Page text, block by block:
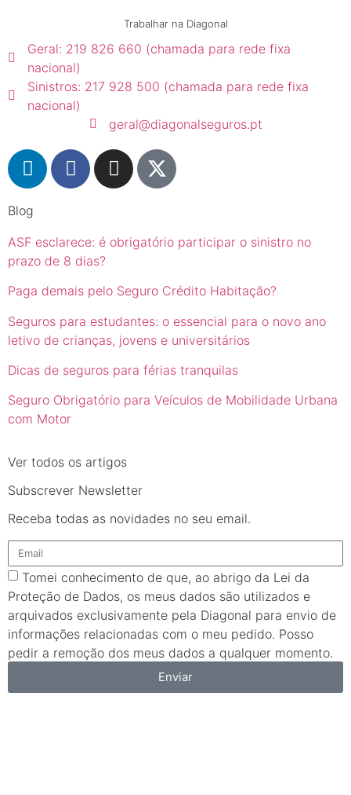
Trabalhar na Diagonal
Geral: 219 826 660 (chamada para rede fixa
nacional)
Sinistros: 217 928 500 (chamada para rede fixa
nacional)
geral@diagonalseguros.pt
Blog
ASF esclarece: é obrigatório participar o sinistro no
prazo de 8 dias?
Paga demais pelo Seguro Crédito Habitação?
Seguros para estudantes: o essencial para o novo ano
letivo de crianças, jovens e universitários
Dicas de seguros para férias tranquilas
Seguro Obrigatório para Veículos de Mobilidade Urbana
com Motor
Ver todos os artigos
Subscrever Newsletter
Receba todas as novidades no seu email.
Tomei conhecimento de que, ao abrigo da Lei da
Proteção de Dados, os meus dados são utilizados e
arquivados exclusivamente pela Diagonal para envio de
informações relacionadas com o meu pedido. Posso
pedir a remoção dos meus dados a qualquer momento.
Enviar